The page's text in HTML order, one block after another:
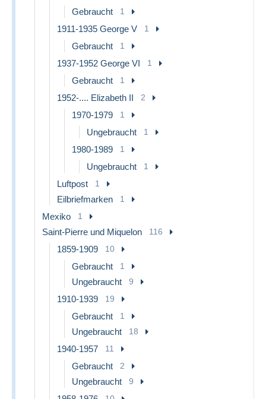
Gebraucht 1
1911-1935 George V 1
Gebraucht 1
1937-1952 George VI 1
Gebraucht 1
1952-.... Elizabeth II 2
1970-1979 1
Ungebraucht 1
1980-1989 1
Ungebraucht 1
Luftpost 1
Eilbriefmarken 1
Mexiko 1
Saint-Pierre und Miquelon 116
1859-1909 10
Gebraucht 1
Ungebraucht 9
1910-1939 19
Gebraucht 1
Ungebraucht 18
1940-1957 11
Gebraucht 2
Ungebraucht 9